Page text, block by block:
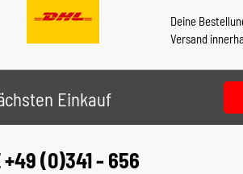
Deine
Versand
Einkauf
+49 (0)341 - 656